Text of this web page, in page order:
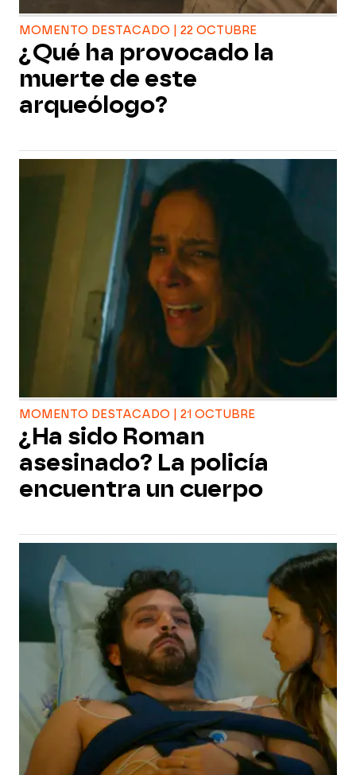
MOMENTO DESTACADO | 22 OCTUBRE
¿Qué ha provocado la
muerte de este
arqueólogo?
MOMENTO DESTACADO | 21 OCTUBRE
¿Ha sido Roman
asesinado? La policía
encuentra un cuerpo